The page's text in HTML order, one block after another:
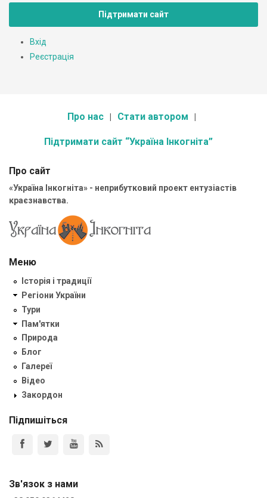
Підтримати сайт
Вхід
Реєстрація
Про нас Стати автором
Підтримати сайт “Україна Інкогніта”
Про сайт
«Україна Інкогніта» - неприбутковий проект ентузіастів
краєзнавства.
Меню
Історія і традиції
Регіони України
Тури
Пам'ятки
Природа
Блог
Галереї
Відео
Закордон
Підпишіться
Зв'язок з нами